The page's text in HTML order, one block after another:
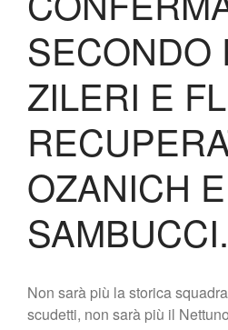
SECONDO
ZILERI E
OZANICH E
SAMBUCCI.
Non sarà più la storica
scudetti, non sarà più il